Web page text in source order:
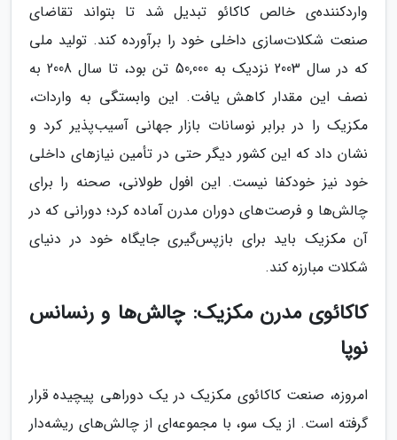
واردکننده‌ی خالص کاکائو تبدیل شد تا بتواند تقاضای
صنعت شکلات‌سازی داخلی خود را برآورده کند. تولید ملی
که در سال 2003 نزدیک به 50,000 تن بود، تا سال 2008 به
نصف این مقدار کاهش یافت. این وابستگی به واردات،
مکزیک را در برابر نوسانات بازار جهانی آسیب‌پذیر کرد و
نشان داد که این کشور دیگر حتی در تأمین نیازهای داخلی
خود نیز خودکفا نیست. این افول طولانی، صحنه را برای
چالش‌ها و فرصت‌های دوران مدرن آماده کرد؛ دورانی که در
آن مکزیک باید برای بازپس‌گیری جایگاه خود در دنیای
شکلات مبارزه کند.
کاکائوی مدرن مکزیک: چالش‌ها و رنسانس
نوپا
امروزه، صنعت کاکائوی مکزیک در یک دوراهی پیچیده قرار
گرفته است. از یک سو، با مجموعه‌ای از چالش‌های ریشه‌دار